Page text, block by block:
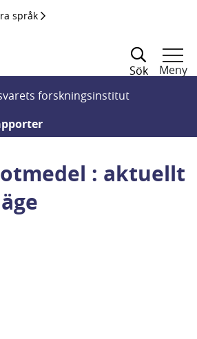
språk
Sök
Meny
forskningsinstitut
: aktuellt